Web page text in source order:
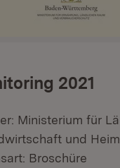
2021
Ministerium für
und
Broschüre